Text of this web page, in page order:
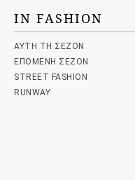
IN FASHION
ΑΥΤΗ ΤΗ ΣΕΖΟΝ
ΕΠΟΜΕΝΗ ΣΕΖΟΝ
STREET FASHION
RUNWAY